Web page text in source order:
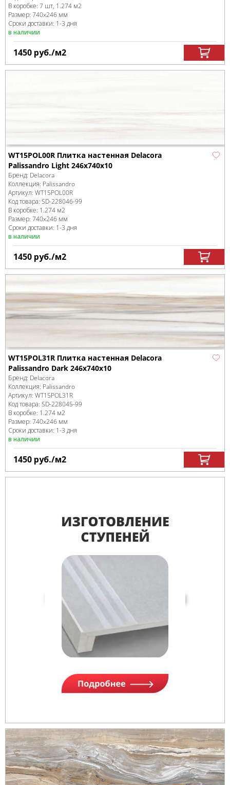
В коробке: 7 шт, 1.274 м2
Размер: 740x246 мм
Сроки доставки: 1-3 дня
в наличии
1450 руб./м2
WT15POL00R Плитка настенная Delacora
Palissandro Light 246x740x10
Бренд: Delacora
Коллекция: Palissandro
Артикул: WT15POL00R
Код товара: SD-228046-99
В коробке: 1.274 м2
Размер: 740x246 мм
Сроки доставки: 1-3 дня
в наличии
1450 руб./м2
WT15POL31R Плитка настенная Delacora
Palissandro Dark 246x740x10
Бренд: Delacora
Коллекция: Palissandro
Артикул: WT15POL31R
Код товара: SD-228045-99
В коробке: 1.274 м2
Размер: 740x246 мм
Сроки доставки: 1-3 дня
в наличии
1450 руб./м2